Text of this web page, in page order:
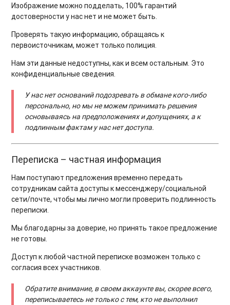
Изображение можно подделать, 100% гарантий
достоверности у нас нет и не может быть.
Проверять такую информацию, обращаясь к
первоисточникам, может только полиция.
Нам эти данные недоступны, как и всем остальным. Это
конфиденциальные сведения.
У нас нет оснований подозревать в обмане кого-либо
персонально, но мы не можем принимать решения
основываясь на предположениях и допущениях, а к
подлинным фактам у нас нет доступа.
Переписка – частная информация
Нам поступают предложения временно передать
сотрудникам сайта доступы к мессенджеру/социальной
сети/почте, чтобы мы лично могли проверить подлинность
переписки.
Мы благодарны за доверие, но принять такое предложение
не готовы.
Доступ к любой частной переписке возможен только с
согласия всех участников.
Обратите внимание, в своем аккаунте вы, скорее всего,
переписываетесь не только с тем, кто не выполнил